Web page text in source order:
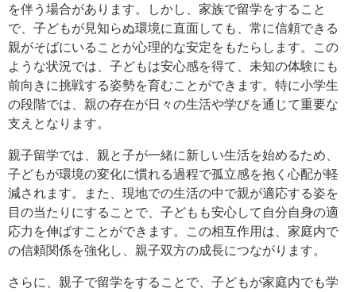
を伴う場合があります。しかし、家族で留学をすること
で、子どもが見知らぬ環境に直面しても、常に信頼できる
親がそばにいることが心理的な安定をもたらします。この
ような状況では、子どもは安心感を得て、未知の体験にも
前向きに挑戦する姿勢を育むことができます。特に小学生
の段階では、親の存在が日々の生活や学びを通じて重要な
支えとなります。
親子留学では、親と子が一緒に新しい生活を始めるため、
子どもが環境の変化に慣れる過程で孤立感を抱く心配が軽
減されます。また、現地での生活の中で親が適応する姿を
目の当たりにすることで、子どもも安心して自分自身の適
応力を伸ばすことができます。この相互作用は、家庭内で
の信頼関係を強化し、親子双方の成長につながります。
さらに、親子で留学をすることで、子どもが家庭内でも学